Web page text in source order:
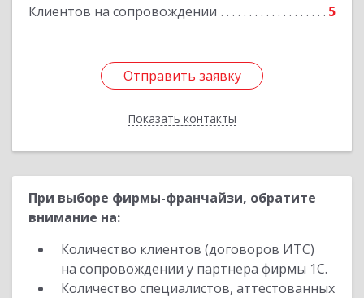
Клиентов на сопровождении 5
Отправить заявку
Показать контакты
Отправить заявку
Назад
При выборе фирмы-франчайзи, обратите
внимание на:
Количество клиентов (договоров ИТС)
на сопровождении у партнера фирмы 1С.
Количество специалистов, аттестованных